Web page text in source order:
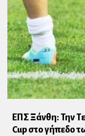
ΕΠΣ Ξάνθη: Την
Cup στο γήπεδο